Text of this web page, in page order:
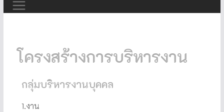
โครงสร้างการบริหารงาน
กลุ่มบริหารงานบุคคล
1.งาน